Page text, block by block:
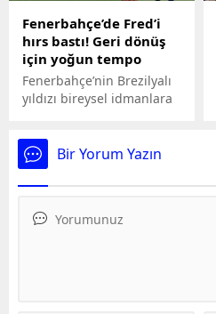
Fenerbahçe’de Fred’i
hırs bastı! Geri dönüş
için yoğun tempo
Fenerbahçe’nin Brezilyalı
yıldızı bireysel idmanlara
tempoda çalıştığı
öğrenildi. Tecrübeli
futbolcu 19 Şubat’ta da
katılacak.
Bir Yorum Yazın